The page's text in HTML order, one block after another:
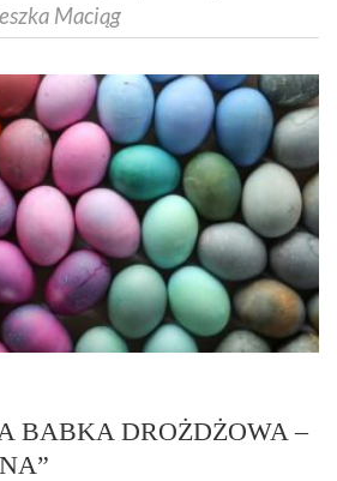
Maciąg
BABKA DROŻDŻOWA –